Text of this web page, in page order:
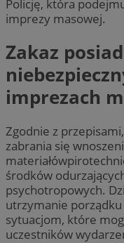
Policję, która
imprezy masowej.
Zakaz
imprezach
Zgodnie z
zabrania się
środków
psychotropowych.
utrzymanie
sytuacjom, które
uczestników